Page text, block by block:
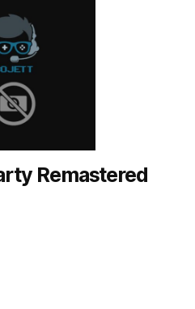
Remastered